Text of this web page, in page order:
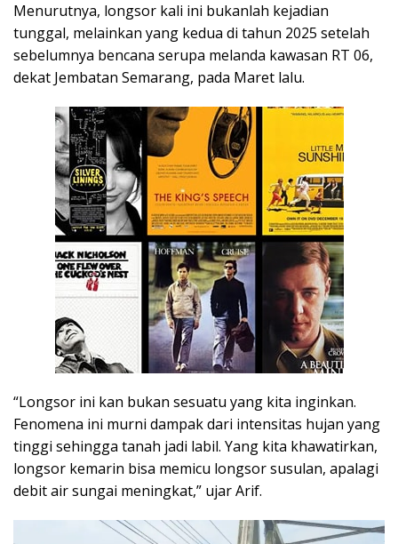
Menurutnya, longsor kali ini bukanlah kejadian
tunggal, melainkan yang kedua di tahun 2025 setelah
sebelumnya bencana serupa melanda kawasan RT 06,
dekat Jembatan Semarang, pada Maret lalu.
“Longsor ini kan bukan sesuatu yang kita inginkan.
Fenomena ini murni dampak dari intensitas hujan yang
tinggi sehingga tanah jadi labil. Yang kita khawatirkan,
longsor kemarin bisa memicu longsor susulan, apalagi
debit air sungai meningkat,” ujar Arif.